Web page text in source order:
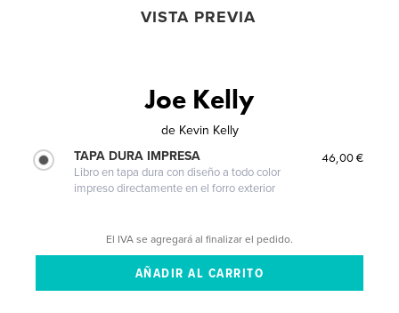
VISTA PREVIA
Joe Kelly
de Kevin Kelly
TAPA DURA IMPRESA
Libro en tapa dura con diseño a todo color
impreso directamente en el forro exterior
46,00 €
El IVA se agregará al finalizar el pedido.